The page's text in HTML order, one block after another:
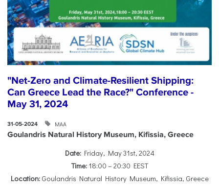
"Net-Zero and Climate-Resilient Shipping:
Can Greece Lead the Race?" Conference -
May 31, 2024
31-05-2024 ΜΑΑ
Goulandris Natural History Museum, Kifissia, Greece
Date:Friday, May 31st, 2024
Time:18:00 – 20:30 EEST
Location:Goulandris Natural History Museum, Kifissia, Greece